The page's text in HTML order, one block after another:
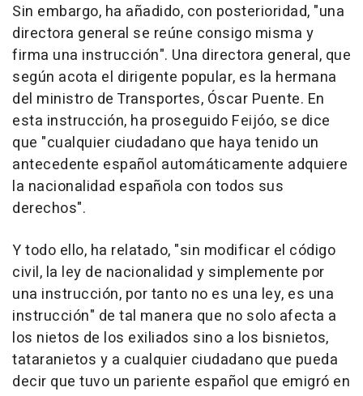
Sin embargo, ha añadido, con posterioridad, "una
directora general se reúne consigo misma y
firma una instrucción". Una directora general, que
según acota el dirigente popular, es la hermana
del ministro de Transportes, Óscar Puente. En
esta instrucción, ha proseguido Feijóo, se dice
que "cualquier ciudadano que haya tenido un
antecedente español automáticamente adquiere
la nacionalidad española con todos sus
derechos".
Y todo ello, ha relatado, "sin modificar el código
civil, la ley de nacionalidad y simplemente por
una instrucción, por tanto no es una ley, es una
instrucción" de tal manera que no solo afecta a
los nietos de los exiliados sino a los bisnietos,
tataranietos y a cualquier ciudadano que pueda
decir que tuvo un pariente español que emigró en